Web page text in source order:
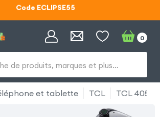
Code ECLIPSE55
d'éclipse OFFERTES
Code ECLIPSE55
de produits, marques et plus…
0
et tablette TCL TCL 405